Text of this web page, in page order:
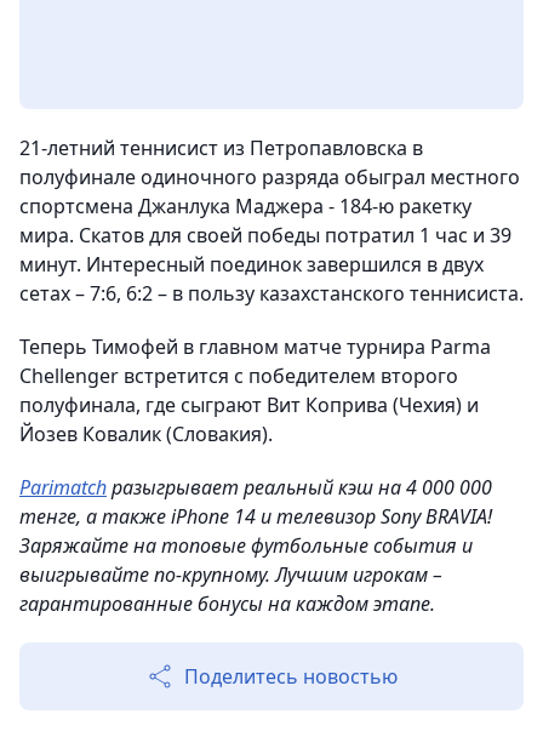
21-летний теннисист из Петропавловска в
полуфинале одиночного разряда обыграл местного
спортсмена Джанлука Маджера - 184-ю ракетку
мира. Скатов для своей победы потратил 1 час и 39
минут. Интересный поединок завершился в двух
сетах – 7:6, 6:2 – в пользу казахстанского теннисиста.
Теперь Тимофей в главном матче турнира Parma
Chellenger встретится с победителем второго
полуфинала, где сыграют Вит Коприва (Чехия) и
Йозев Ковалик (Словакия).
Parimatchразыгрывает реальный кэш на 4 000 000
тенге, а также iPhone 14 и телевизор Sony BRAVIA!
Заряжайте на топовые футбольные события и
выигрывайте по-крупному. Лучшим игрокам –
гарантированные бонусы на каждом этапе.
Поделитесь новостью